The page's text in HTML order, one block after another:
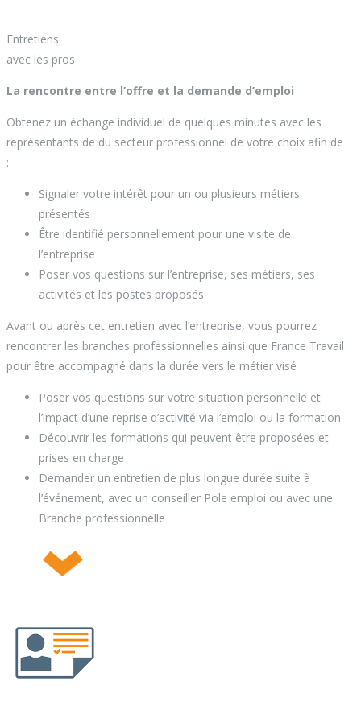
Entretiens
avec les pros
La rencontre entre l’offre et la demande d’emploi
Obtenez un échange individuel de quelques minutes avec les
représentants de du secteur professionnel de votre choix afin de
:
Signaler votre intérêt pour un ou plusieurs métiers
présentés
Être identifié personnellement pour une visite de
l’entreprise
Poser vos questions sur l’entreprise, ses métiers, ses
activités et les postes proposés
Avant ou après cet entretien avec l’entreprise, vous pourrez
rencontrer les branches professionnelles ainsi que France Travail
pour être accompagné dans la durée vers le métier visé :
Poser vos questions sur votre situation personnelle et
l’impact d’une reprise d’activité via l’emploi ou la formation
Découvrir les formations qui peuvent être proposées et
prises en charge
Demander un entretien de plus longue durée suite à
l’événement, avec un conseiller Pole emploi ou avec une
Branche professionnelle